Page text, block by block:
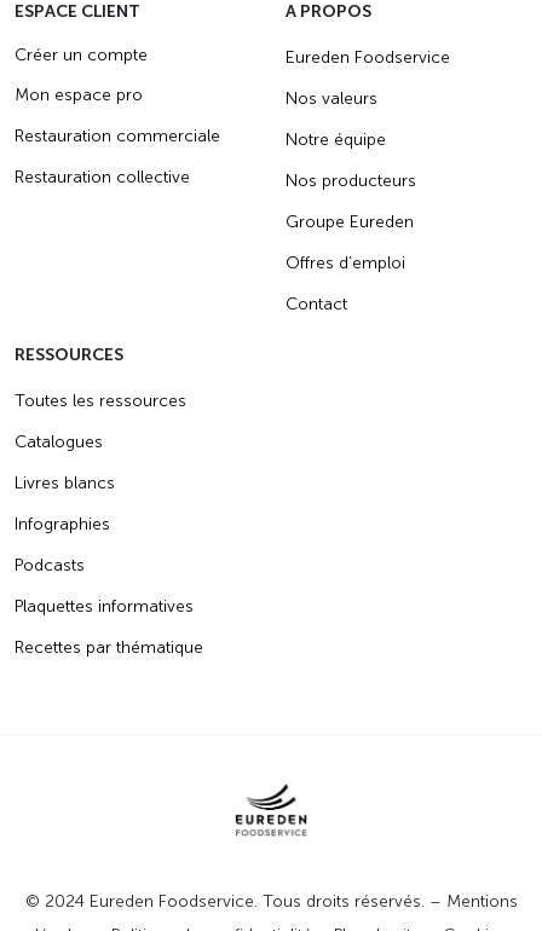
ESPACE CLIENT
Créer un compte
Mon espace pro
Restauration commerciale
Restauration collective
A PROPOS
Eureden Foodservice
Nos valeurs
Notre équipe
Nos producteurs
Groupe Eureden
Offres d’emploi
Contact
RESSOURCES
Toutes les ressources
Catalogues
Livres blancs
Infographies
Podcasts
Plaquettes informatives
Recettes par thématique
© 2024 Eureden Foodservice. Tous droits réservés. – Mentions